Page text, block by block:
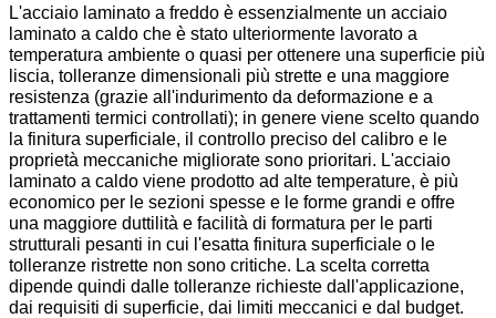
L'acciaio laminato a freddo è essenzialmente un acciaio
laminato a caldo che è stato ulteriormente lavorato a
temperatura ambiente o quasi per ottenere una superficie più
liscia, tolleranze dimensionali più strette e una maggiore
resistenza (grazie all'indurimento da deformazione e a
trattamenti termici controllati); in genere viene scelto quando
la finitura superficiale, il controllo preciso del calibro e le
proprietà meccaniche migliorate sono prioritari. L'acciaio
laminato a caldo viene prodotto ad alte temperature, è più
economico per le sezioni spesse e le forme grandi e offre
una maggiore duttilità e facilità di formatura per le parti
strutturali pesanti in cui l'esatta finitura superficiale o le
tolleranze ristrette non sono critiche. La scelta corretta
dipende quindi dalle tolleranze richieste dall'applicazione,
dai requisiti di superficie, dai limiti meccanici e dal budget.